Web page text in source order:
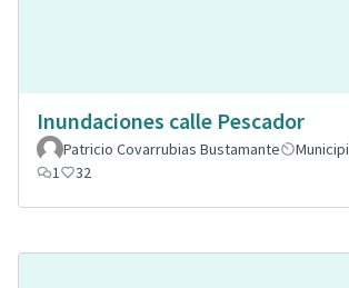
Inundaciones calle Pescador
Patricio Covarrubias Bustamante
Municipi
1
32